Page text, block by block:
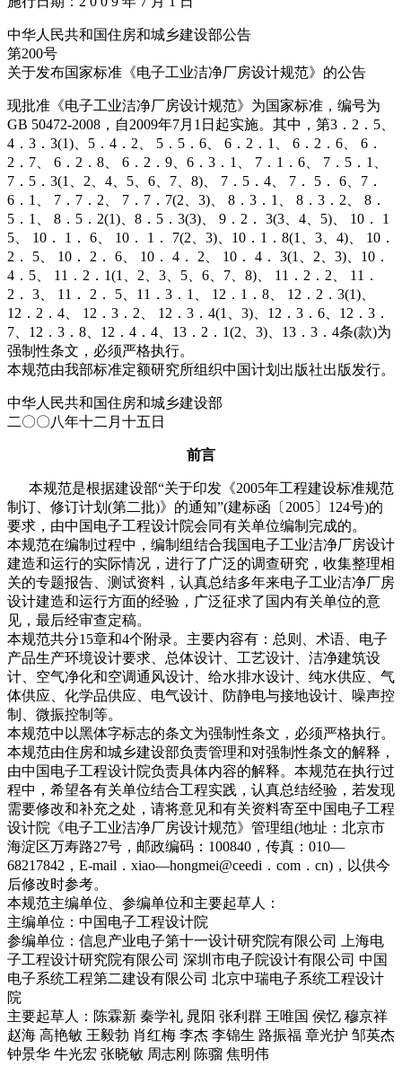
中华人民共和国住房和城乡建设部公告
第200号
关于发布国家标准《电子工业洁净厂房设计规范》的公告
现批准《电子工业洁净厂房设计规范》为国家标准，编号为
GB 50472-2008，自2009年7月1日起实施。其中，第3．2．5、
4．3．3(1)、5．4．2、 5．5．6、 6．2．1、 6．2．6、 6．
2．7、 6．2．8、 6．2．9、6．3．1、 7．1．6、 7．5．1、
7．5．3(1、2、4、5、6、7、8)、 7．5．4、 7． 5． 6、7．
6．1、 7．7．2、 7．7．7(2、3)、 8．3．1、 8．3．2、 8．
5．1、 8．5．2(1)、8．5．3(3)、 9．2． 3(3、4、5)、 10． 1
5、 10． 1． 6、 10． 1． 7(2、3)、10．1．8(1、3、4)、 10．
2． 5、 10． 2． 6、 10． 4． 2、 10． 4． 3(1、2、3)、10．
4．5、 11．2．1(1、2、3、5、6、7、8)、 11．2．2、 11．
2． 3、 11． 2． 5、11．3．1、 12．1．8、 12．2．3(1)、
12．2．4、 12．3．2、 12．3．4(1、3)、12．3．6、12．3．
7、12．3．8、12．4．4、13．2．1(2、3)、13．3．4条(款)为
强制性条文，必须严格执行。
本规范由我部标准定额研究所组织中国计划出版社出版发行。
中华人民共和国住房和城乡建设部
二〇〇八年十二月十五日
前言
本规范是根据建设部“关于印发《2005年工程建设标准规范
制订、修订计划(第二批)》的通知”(建标函〔2005〕124号)的
要求，由中国电子工程设计院会同有关单位编制完成的。
本规范在编制过程中，编制组结合我国电子工业洁净厂房设计
建造和运行的实际情况，进行了广泛的调查研究，收集整理相
关的专题报告、测试资料，认真总结多年来电子工业洁净厂房
设计建造和运行方面的经验，广泛征求了国内有关单位的意
见，最后经审查定稿。
本规范共分15章和4个附录。主要内容有：总则、术语、电子
产品生产环境设计要求、总体设计、工艺设计、洁净建筑设
计、空气净化和空调通风设计、给水排水设计、纯水供应、气
体供应、化学品供应、电气设计、防静电与接地设计、噪声控
制、微振控制等。
本规范中以黑体字标志的条文为强制性条文，必须严格执行。
本规范由住房和城乡建设部负责管理和对强制性条文的解释，
由中国电子工程设计院负责具体内容的解释。本规范在执行过
程中，希望各有关单位结合工程实践，认真总结经验，若发现
需要修改和补充之处，请将意见和有关资料寄至中国电子工程
设计院《电子工业洁净厂房设计规范》管理组(地址：北京市
海淀区万寿路27号，邮政编码：100840，传真：010—
68217842，E-mail．xiao—hongmei@ceedi．com．cn)，以供今
后修改时参考。
本规范主编单位、参编单位和主要起草人：
主编单位：中国电子工程设计院
参编单位：信息产业电子第十一设计研究院有限公司 上海电
子工程设计研究院有限公司 深圳市电子院设计有限公司 中国
电子系统工程第二建设有限公司 北京中瑞电子系统工程设计
院
主要起草人：陈霖新 秦学礼 晁阳 张利群 王唯国 侯忆 穆京祥
赵海 高艳敏 王毅勃 肖红梅 李杰 李锦生 路振福 章光护 邹英杰
钟景华 牛光宏 张晓敏 周志刚 陈骝 焦明伟